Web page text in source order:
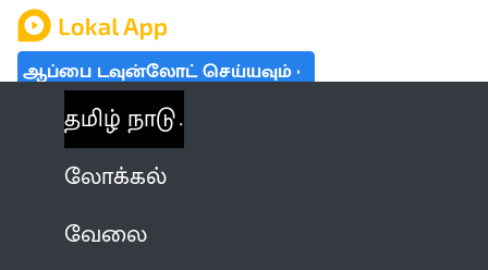
ஆப்பை டவுன்லோட் செய்யவும்
தமிழ் நாடு
லோக்கல்
வேலை